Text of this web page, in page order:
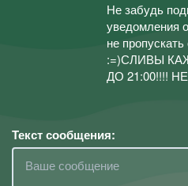
Не забудь
уведомления
не
:=)СЛИВЫ
ДО 21:00!!!!
Текст сообщения: